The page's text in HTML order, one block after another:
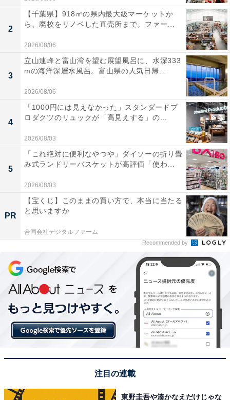
2
【千葉県】918㎡の県内最大級マーケットか
ら、廃校をリノベした直売所まで。ファー...
2026/08/06
3
立山連峰と富山湾を望む展望風呂に、水深333
mの海洋深層水風呂。富山県の人気日帰...
2026/08/06
4
「1000円には見えなかった」スタンダードプ
ロダクツのリュックが「高見えする」の...
2026/08/03
5
「これ絶対に便利なやつや」ダイソーの折り畳
み式ランドリーバスケットが高評価「使わ...
2026/08/03
PR
【宝くじ】このままの買い方で、本当に当たる
と思いますか
合同会社デジタルファーム
Recommended by
注目の連載
東野圭吾や湊かなえだけじゃな